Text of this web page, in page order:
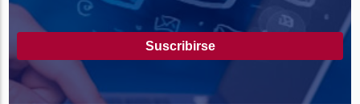
Suscribirse